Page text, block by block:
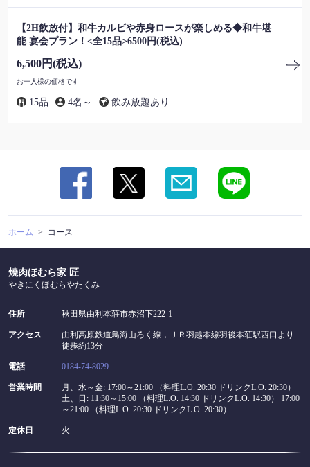
【2H飲放付】和牛カルビや赤身ロースが楽しめる◆和牛堪
能 宴会プラン！<全15品>6500円(税込)
6,500円(税込)
お一人様の価格です
15品 4名～ 飲み放題あり
ホーム コース
焼肉ほむら家 匠
やきにくほむらやたくみ
住所 秋田県由利本荘市赤沼下222-1
アクセス
由利高原鉄道鳥海山ろく線，ＪＲ羽越本線羽後本荘駅西口より
徒歩約13分
電話 0184-74-8029
営業時間
月、水～金: 17:00～21:00 （料理L.O. 20:30 ドリンクL.O. 20:30）
土、日: 11:30～15:00 （料理L.O. 14:30 ドリンクL.O. 14:30） 17:00
～21:00 （料理L.O. 20:30 ドリンクL.O. 20:30）
定休日 火